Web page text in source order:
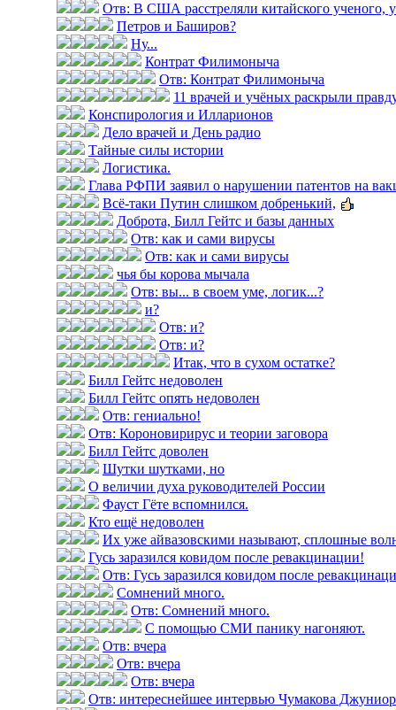
Отв: В США расстреляли китайского ученого,
Петров и Баширов?
Ну...
Контрат Филимоныча
Отв: Контрат Филимоныча
11 врачей и учёных раскрыли
Конспирология и Илларионов
Дело врачей и День радио
Тайные силы истории
Логистика.
Глава РФПИ заявил о нарушении патентов на
Всё-таки Путин слишком добренький,
Доброта, Билл Гейтс и базы данных
Отв: как и сами вирусы
Отв: как и сами вирусы
чья бы корова мычала
Отв: вы... в своем уме, логик...?
и?
Отв: и?
Отв: и?
Итак, что в сухом остатке?
Билл Гейтс недоволен
Билл Гейтс опять недоволен
Отв: гениально!
Отв: Короновирирус и теории заговора
Билл Гейтс доволен
Шутки шутками, но
О величии духа руководителей России
Фауст Гёте вспомнился.
Кто ещё недоволен
Их уже айвазовскими называют, сплошные
Гусь заразился ковидом после ревакцинации!
Отв: Гусь заразился ковидом после
Сомнений много.
Отв: Сомнений много.
С помощью СМИ панику нагоняют.
Отв: вчера
Отв: вчера
Отв: вчера
Отв: интереснейшее интервью Чумакова